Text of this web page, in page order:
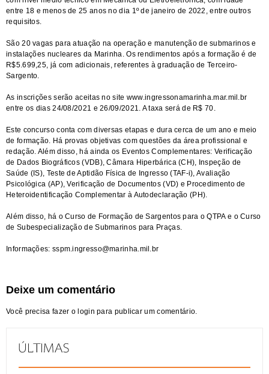
entre 18 e menos de 25 anos no dia 1º de janeiro de 2022, entre outros
requisitos.
São 20 vagas para atuação na operação e manutenção de submarinos e
instalações nucleares da Marinha. Os rendimentos após a formação é de
R$5.699,25, já com adicionais, referentes à graduação de Terceiro-
Sargento.
As inscrições serão aceitas no site www.ingressonamarinha.mar.mil.br
entre os dias 24/08/2021 e 26/09/2021. A taxa será de R$ 70.
Este concurso conta com diversas etapas e dura cerca de um ano e meio
de formação. Há provas objetivas com questões da área profissional e
redação. Além disso, há ainda os Eventos Complementares: Verificação
de Dados Biográficos (VDB), Câmara Hiperbárica (CH), Inspeção de
Saúde (IS), Teste de Aptidão Física de Ingresso (TAF-i), Avaliação
Psicológica (AP), Verificação de Documentos (VD) e Procedimento de
Heteroidentificação Complementar à Autodeclaração (PH).
Além disso, há o Curso de Formação de Sargentos para o QTPA e o Curso
de Subespecialização de Submarinos para Praças.
Informações: sspm.ingresso@marinha.mil.br
Deixe um comentário
Você precisa fazer o login para publicar um comentário.